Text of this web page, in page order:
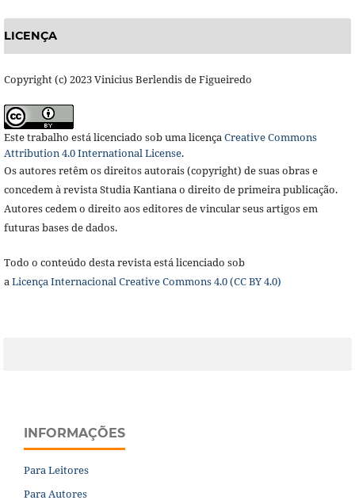
LICENÇA
Copyright (c) 2023 Vinicius Berlendis de Figueiredo
Este trabalho está licenciado sob uma licença Creative Commons
Attribution 4.0 International License.
Os autores retêm os direitos autorais (copyright) de suas obras e
concedem à revista Studia Kantiana o direito de primeira publicação.
Autores cedem o direito aos editores de vincular seus artigos em
futuras bases de dados.
Todo o conteúdo desta revista está licenciado sob
aLicençaInternacional Creative Commons 4.0 (CC BY 4.0)
INFORMAÇÕES
Para Leitores
Para Autores